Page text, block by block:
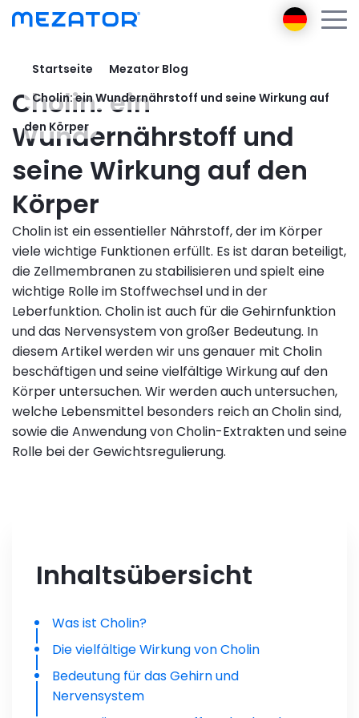
Produkte
Mezator BRT 2 gen
Mezator HealthPack
Über uns
Mezator Botschafterin
E-learning
Mezator AI
Kontakt
Anmeldung
Register
Startseite
Mezator Blog
Cholin: ein Wundernährstoff und seine Wirkung auf
den Körper
Cholin: ein
Wundernährstoff und
seine Wirkung auf den
Körper
Cholin ist ein essentieller Nährstoff, der im Körper
viele wichtige Funktionen erfüllt. Es ist daran beteiligt,
die Zellmembranen zu stabilisieren und spielt eine
wichtige Rolle im Stoffwechsel und in der
Leberfunktion. Cholin ist auch für die Gehirnfunktion
und das Nervensystem von großer Bedeutung. In
diesem Artikel werden wir uns genauer mit Cholin
beschäftigen und seine vielfältige Wirkung auf den
Körper untersuchen. Wir werden auch untersuchen,
welche Lebensmittel besonders reich an Cholin sind,
sowie die Anwendung von Cholin-Extrakten und seine
Rolle bei der Gewichtsregulierung.
Inhaltsübersicht
Was ist Cholin?
Die vielfältige Wirkung von Cholin
Bedeutung für das Gehirn und
Nervensystem